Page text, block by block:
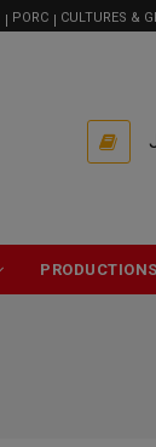
PORC CULTURES &
USER
MENU